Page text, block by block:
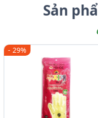
Sản
- 29%